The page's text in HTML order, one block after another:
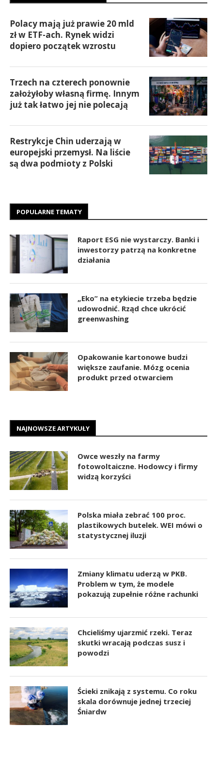
Polacy mają już prawie 20 mld
zł w ETF-ach. Rynek widzi
dopiero początek wzrostu
Trzech na czterech ponownie
założyłoby własną firmę. Innym
już tak łatwo jej nie polecają
Restrykcje Chin uderzają w
europejski przemysł. Na liście
są dwa podmioty z Polski
POPULARNE TEMATY
Raport ESG nie wystarczy. Banki i
inwestorzy patrzą na konkretne
działania
„Eko” na etykiecie trzeba będzie
udowodnić. Rząd chce ukrócić
greenwashing
Opakowanie kartonowe budzi
większe zaufanie. Mózg ocenia
produkt przed otwarciem
NAJNOWSZE ARTYKUŁY
Owce weszły na farmy
fotowoltaiczne. Hodowcy i firmy
widzą korzyści
Polska miała zebrać 100 proc.
plastikowych butelek. WEI mówi o
statystycznej iluzji
Zmiany klimatu uderzą w PKB.
Problem w tym, że modele
pokazują zupełnie różne rachunki
Chcieliśmy ujarzmić rzeki. Teraz
skutki wracają podczas susz i
powodzi
Ścieki znikają z systemu. Co roku
skala dorównuje jednej trzeciej
Śniardw